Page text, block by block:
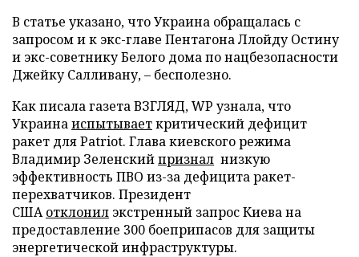
В статье указано, что Украина обращалась с
запросом и к экс-главе Пентагона Ллойду Остину
и экс-советнику Белого дома по нацбезопасности
Джейку Салливану, – бесполезно.
Как писала газета ВЗГЛЯД, WP узнала, что
Украинаиспытываеткритический дефицит
ракет для Patriot. Глава киевского режима
Владимир Зеленскийпризнал низкую
эффективность ПВО из-за дефицита ракет-
перехватчиков. Президент
СШАотклонил экстренный запрос Киева на
предоставление 300 боеприпасов для защиты
энергетической инфраструктуры.